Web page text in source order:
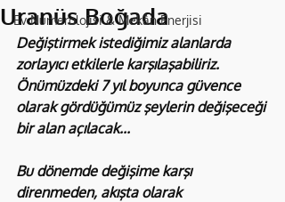
Ev Numerolojisi & Mekân Enerjisi
Uranüs Boğada
Değiştirmek istediğimiz alanlarda
zorlayıcı etkilerle karşılaşabiliriz.
Önümüzdeki 7 yıl boyunca güvence
olarak gördüğümüz şeylerin değişeceği
bir alan açılacak...
Bu dönemde değişime karşı
direnmeden, akışta olarak